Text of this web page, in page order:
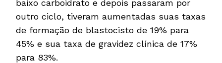
baixo carboidrato e depois passaram por
outro ciclo, tiveram aumentadas suas taxas
de formação de blastocisto de 19% para
45% e sua taxa de gravidez clínica de 17%
para 83%.